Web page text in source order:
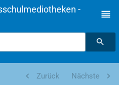
-
Zurück Nächste